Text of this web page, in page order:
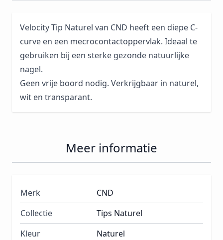
Velocity Tip Naturel van CND heeft een diepe C-
curve en een mecrocontactoppervlak. Ideaal te
gebruiken bij een sterke gezonde natuurlijke
nagel.
Geen vrije boord nodig. Verkrijgbaar in naturel,
wit en transparant.
Meer informatie
Merk
CND
Collectie
Tips Naturel
Kleur
Naturel